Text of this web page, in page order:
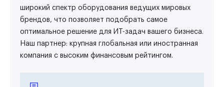
широкий спектр оборудования ведущих мировых
брендов, что позволяет подобрать самое
оптимальное решение для ИТ-задач вашего бизнеса.
Наш партнер: крупная глобальная или иностранная
компания с высоким финансовым рейтингом.